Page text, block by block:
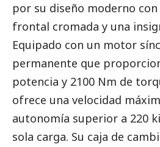
por su diseño moderno
frontal cromada y una
Equipado con un motor
permanente que
potencia y 2100 Nm de
ofrece una velocidad
autonomía superior a 220
sola carga. Su caja de